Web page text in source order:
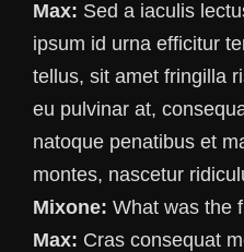
Max: Sed a iaculis
ipsum id urna efficitur
tellus, sit amet fringilla
eu pulvinar at,
natoque penatibus et
montes, nascetur
Mixone: What was the
Max: Cras consequat